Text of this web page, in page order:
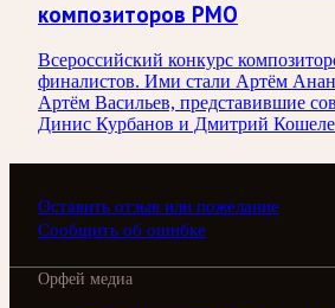
композиторов РМО
Всероссийский конкурс
финалистов. Ими стали Артём
Артём Васильев, представившие
Динис Курбанов и Дмитрий
Оставить отзыв или пожелание
Сообщить об ошибке
Орфей медиа